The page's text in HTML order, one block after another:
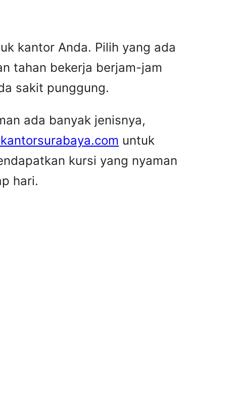
kantor Anda. Pilih yang ada
tahan bekerja berjam-jam
sakit punggung.
ada banyak jenisnya,
untuk
kursi yang nyaman
hari.